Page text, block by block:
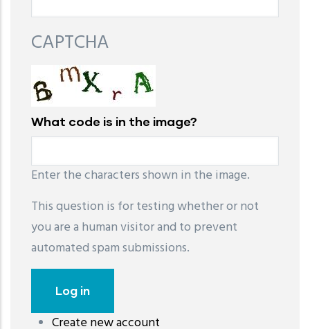
CAPTCHA
What code is in the image?
Enter the characters shown in the image.
This question is for testing whether or not
you are a human visitor and to prevent
automated spam submissions.
Create new account